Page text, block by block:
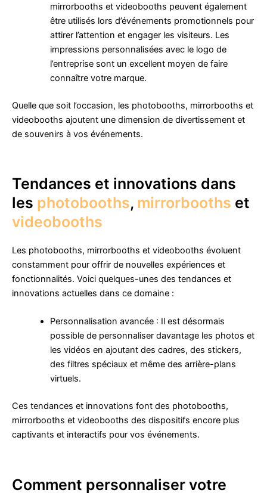
mirrorbooths et videobooths peuvent également
être utilisés lors d’événements promotionnels pour
attirer l’attention et engager les visiteurs. Les
impressions personnalisées avec le logo de
l’entreprise sont un excellent moyen de faire
connaître votre marque.
Quelle que soit l’occasion, les photobooths, mirrorbooths et
videobooths ajoutent une dimension de divertissement et
de souvenirs à vos événements.
Tendances et innovations dans
les photobooths, mirrorbooths et
videobooths
Les photobooths, mirrorbooths et videobooths évoluent
constamment pour offrir de nouvelles expériences et
fonctionnalités. Voici quelques-unes des tendances et
innovations actuelles dans ce domaine :
Personnalisation avancée : Il est désormais
possible de personnaliser davantage les photos et
les vidéos en ajoutant des cadres, des stickers,
des filtres spéciaux et même des arrière-plans
virtuels.
Ces tendances et innovations font des photobooths,
mirrorbooths et videobooths des dispositifs encore plus
captivants et interactifs pour vos événements.
Comment personnaliser votre